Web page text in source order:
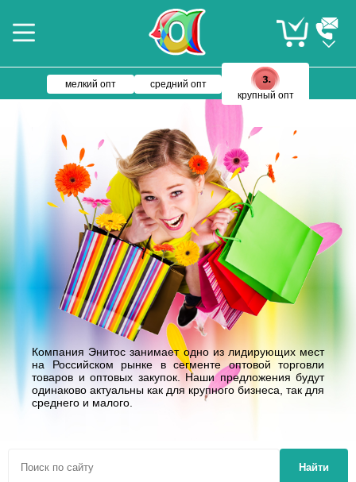
мелкий опт
средний опт
крупный опт
Компания Энитос занимает одно из лидирующих мест
на Российском рынке в сегменте оптовой торговли
товаров и оптовых закупок. Наши предложения будут
одинаково актуальны как для крупного бизнеса, так для
среднего и малого.
Найти